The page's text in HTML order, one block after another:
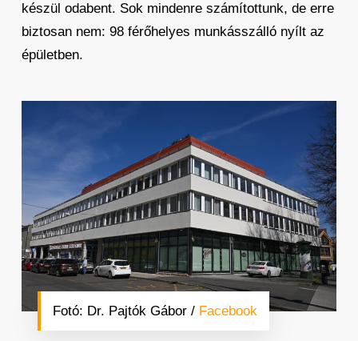
készül odabent. Sok mindenre számítottunk, de erre
biztosan nem: 98 férőhelyes munkásszálló nyílt az
épületben.
Fotó: Dr. Pajtók Gábor / Facebook